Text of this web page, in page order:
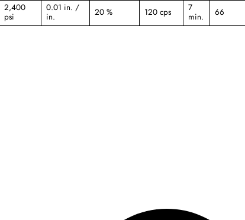
2,400
psi
0.01 in. /
in.
20 % 120 cps
7
min.
66